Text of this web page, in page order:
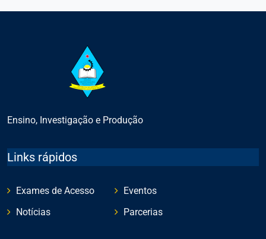
Ensino, Investigação e Produção
Links rápidos
Exames de Acesso
Notícias
Eventos
Parcerias